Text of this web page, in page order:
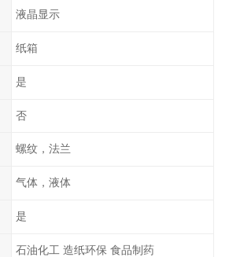
液晶显示
纸箱
是
否
螺纹，法兰
气体，液体
是
石油化工 造纸环保 食品制药